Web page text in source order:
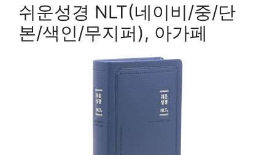
쉬운성경 NLT(네이비/중/단
본/색인/무지퍼), 아가페